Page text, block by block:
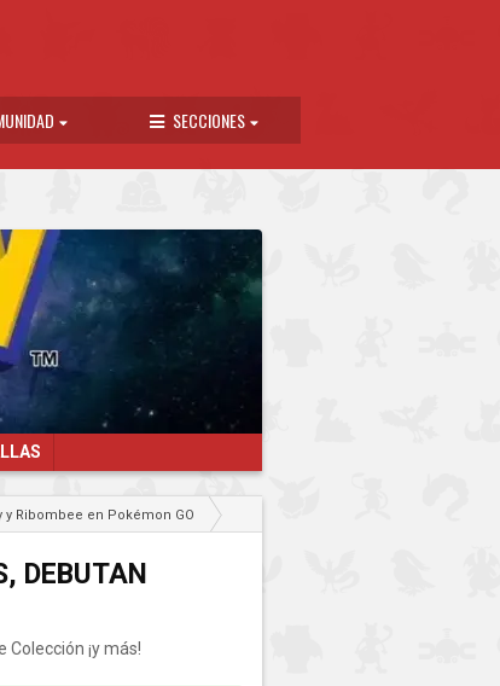
SECCIONES
Ribombee en Pokémon GO
DEBUTAN
¡y más!